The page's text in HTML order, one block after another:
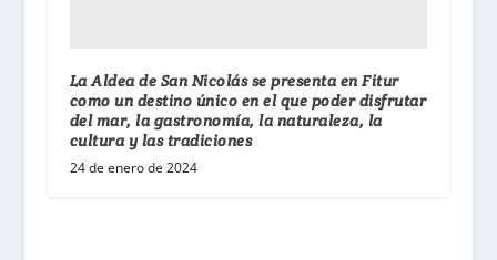
La Aldea de San Nicolás se presenta en Fitur
como un destino único en el que poder disfrutar
del mar, la gastronomía, la naturaleza, la
cultura y las tradiciones
24 de enero de 2024